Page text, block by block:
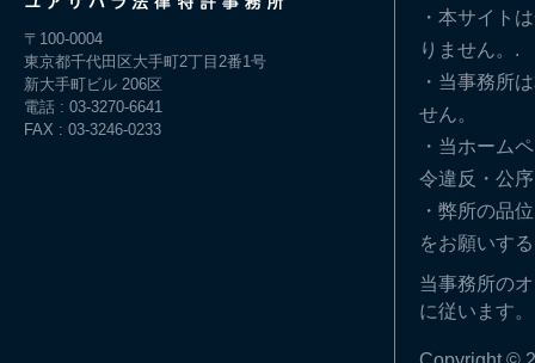
〒100-0004
東京都千代田区大手町2丁目2番1号
新大手町ビル 206区
電話 : 03-3270-6641
FAX : 03-3246-0233
・本サイト
りません。.
・当事務所
せん。
・当ホーム
令違反・公
・弊所の品
をお願いす
当事務所の
に従います。